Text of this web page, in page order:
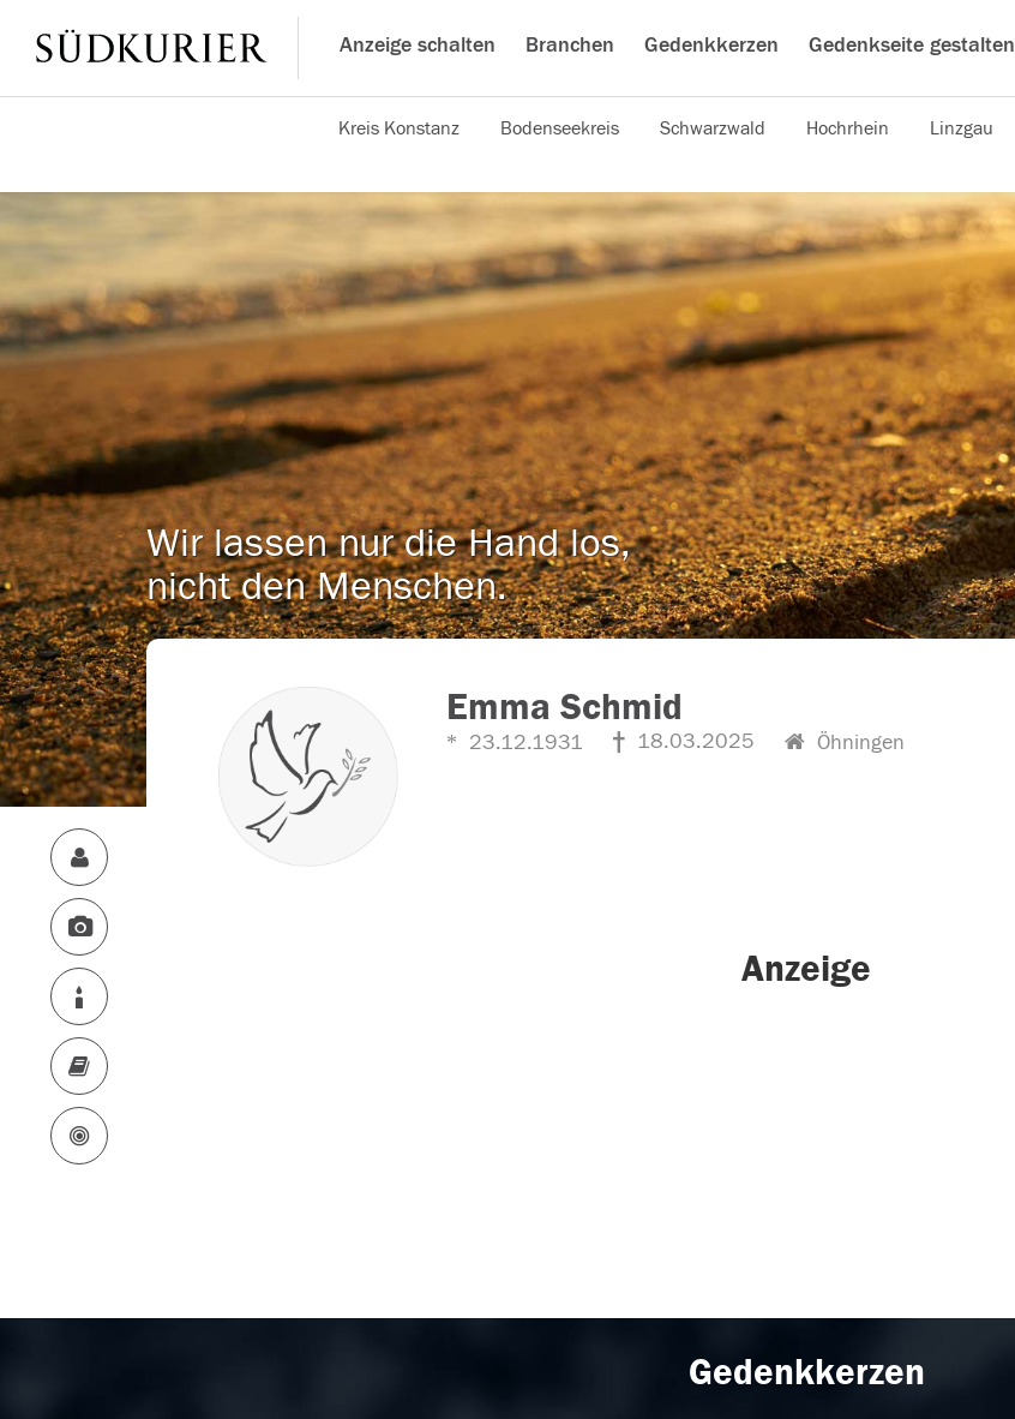
Anzeige schalten Branchen Gedenkkerzen Gedenkseite gestalten
Kreis Konstanz Bodenseekreis Schwarzwald Hochrhein Linzgau
Wir lassen nur die Hand los,
nicht den Menschen.
Emma Schmid
23.12.1931 18.03.2025 Öhningen
Anzeige
Gedenkkerzen